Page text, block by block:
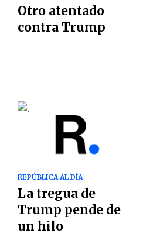
Otro atentado
contra Trump
REPÚBLICA AL DÍA
La tregua de
Trump pende de
un hilo